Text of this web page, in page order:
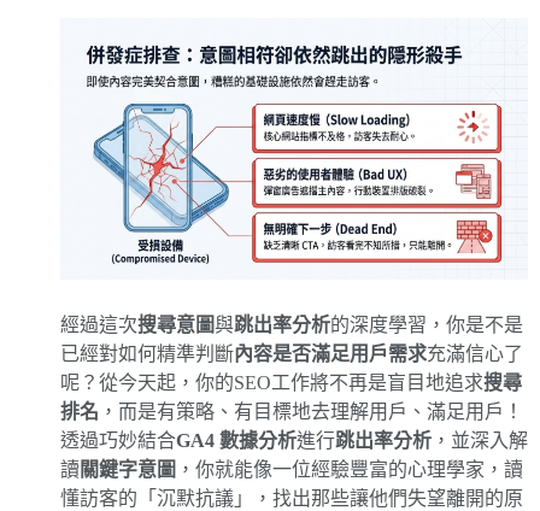
經過這次搜尋意圖與跳出率分析的深度學習，你是不是
已經對如何精準判斷內容是否滿足用戶需求充滿信心了
呢？從今天起，你的SEO工作將不再是盲目地追求搜尋
排名 ，而是有策略、有目標地去理解用戶、滿足用戶！
透過巧妙結合GA4 數據分析進行跳出率分析 ，並深入解
讀 關鍵字意圖 ，你就能像一位經驗豐富的心理學家，讀
懂訪客的「沉默抗議」，找出那些讓他們失望離開的原